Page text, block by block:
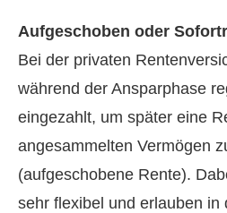
Aufgeschoben oder
Bei der privaten
während der Ansparphase
eingezahlt, um später eine
angesammelten Vermögen
(aufgeschobene Rente).
sehr flexibel und erlauben in